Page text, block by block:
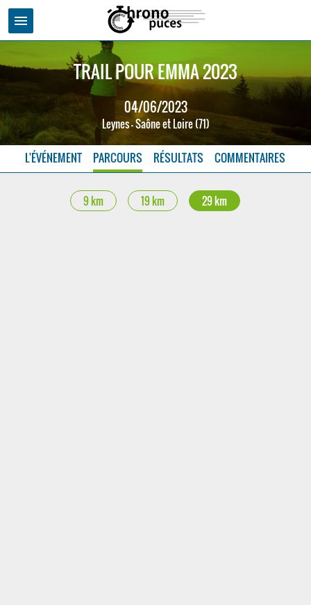
menu
TRAIL POUR EMMA 2023
04/06/2023
Leynes - Saône et Loire (71)
L'ÉVÉNEMENT PARCOURS RÉSULTATS COMMENTAIRES
9 km 19 km 29 km